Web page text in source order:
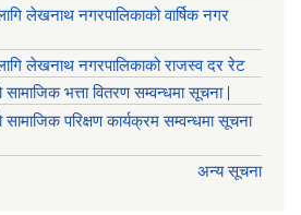
लेखनाथ नगरपालिकाको वार्षिक नगर
लेखनाथ नगरपालिकाको राजस्व दर रेट
भत्ता वितरण सम्वन्धमा सूचना |
परिक्षण कार्यक्रम सम्वन्धमा सूचना
अन्य सूचना